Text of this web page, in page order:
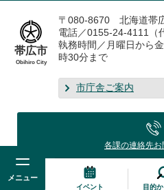
メニュー
イベント 目的
帯広市
Obihiro City
〒080-8670 北海道帯
電話／0155-24-4111（
執務時間／月曜日から
時30分まで
市庁舎ご案内
各課の連絡先お